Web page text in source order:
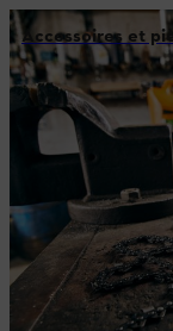
Accessoires et